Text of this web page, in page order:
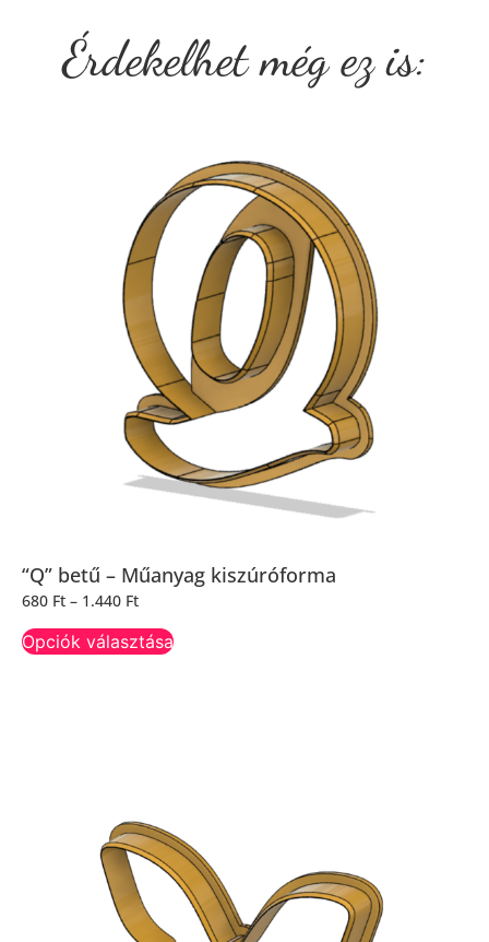
Érdekelhet még ez is:
“Q” betű – Műanyag kiszúróforma
680 Ft – 1.440 Ft
Opciók választása